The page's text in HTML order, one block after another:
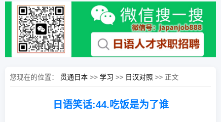
您现在的位置： 贯通日本 >> 学习 >> 日汉对照 >> 正文
日语笑话:44.吃饭是为了谁